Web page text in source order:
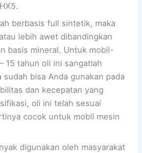
berbasis full sintetik, maka
lebih awet dibandingkan
basis mineral. Untuk mobil-
15 tahun oli ini sangatlah
sudah bisa Anda gunakan pada
dan kecepatan yang
oli ini telah sesuai
cocok untuk mobil mesin
digunakan oleh masyarakat